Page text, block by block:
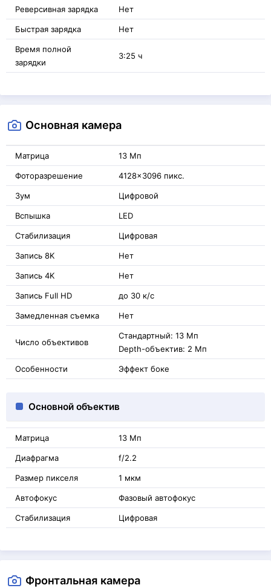
Реверсивная зарядка Нет
Быстрая зарядка Нет
Время полной
зарядки
3:25 ч
Основная камера
Матрица 13 Мп
Фоторазрешение 4128x3096 пикс.
Зум Цифровой
Вспышка LED
Стабилизация Цифровая
Запись 8K Нет
Запись 4K Нет
Запись Full HD до 30 к/с
Замедленная съемка Нет
Число объективов
Стандартный: 13 Мп
Depth-объектив: 2 Мп
Особенности Эффект боке
Основной объектив
Матрица 13 Мп
Диафрагма f/2.2
Размер пикселя 1 мкм
Автофокус Фазовый автофокус
Стабилизация Цифровая
Фронтальная камера